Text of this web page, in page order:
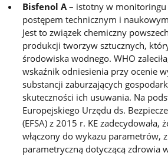
Bisfenol A– istotny w monitoringu
postępem technicznym i
Jest to związek chemiczny
produkcji tworzyw sztucznych,
środowiska wodnego. WHO
wskaźnik odniesienia przy ocenie
substancji zaburzających
skuteczności ich usuwania. Na
Europejskiego Urzędu ds.
(EFSA) z 2015 r. KE zadecydowała,
włączony do wykazu parametrów,
parametryczną dotyczącą zdrowia